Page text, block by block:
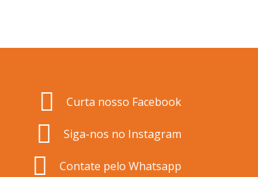
Curta nosso Facebook
Siga-nos no Instagram
Contate pelo Whatsapp